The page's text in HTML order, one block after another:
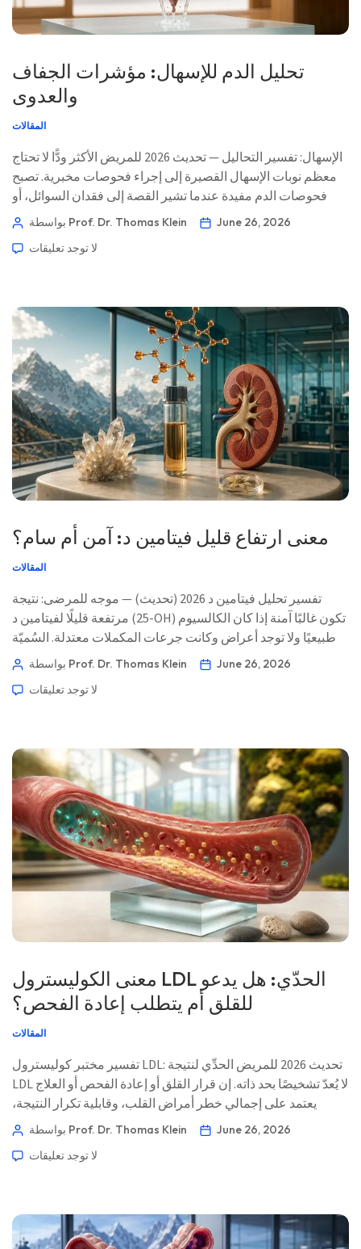
تحليل الدم للإسهال: مؤشرات الجفاف
والعدوى
المقالات
الإسهال: تفسير التحاليل — تحديث 2026 للمريض الأكثر ودًّا لا تحتاج
معظم نوبات الإسهال القصيرة إلى إجراء فحوصات مخبرية. تصبح
فحوصات الدم مفيدة عندما تشير القصة إلى فقدان السوائل، أو
عدوى غازية، أو مرض التهاب الأمعاء، أو أذى دوائي، أو إجهاد الكلى،
بواسطة Prof. Dr. Thomas Klein
June 26, 2026
لا توجد تعليقات
معنى ارتفاع قليل فيتامين د: آمن أم سام؟
المقالات
تفسير تحليل فيتامين د 2026 (تحديث) — موجه للمرضى: نتيجة
مرتفعة قليلًا لفيتامين د (25-OH) تكون غالبًا آمنة إذا كان الكالسيوم
طبيعيًا ولا توجد أعراض وكانت جرعات المكملات معتدلة. السُميّة
ترتبط أساسًا بمشكلة الكالسيوم، وليست بمشكلة في الرقم. 📖
بواسطة Prof. Dr. Thomas Klein
June 26, 2026
لا توجد تعليقات
معنى الكوليسترول LDL الحدّي: هل يدعو
للقلق أم يتطلب إعادة الفحص؟
المقالات
تفسير مختبر كوليسترول LDL: تحديث 2026 للمريض الحدِّي لنتيجة
LDL لا يُعدّ تشخيصًا بحد ذاته. إن قرار القلق أو إعادة الفحص أو العلاج
يعتمد على إجمالي خطر أمراض القلب، وقابلية تكرار النتيجة،
وكوليسترول غير HDL، وApoB، والدهون الثلاثية، والتاريخبواسطة Prof. Dr. Thomas Klein
June 26, 2026
لا توجد تعليقات